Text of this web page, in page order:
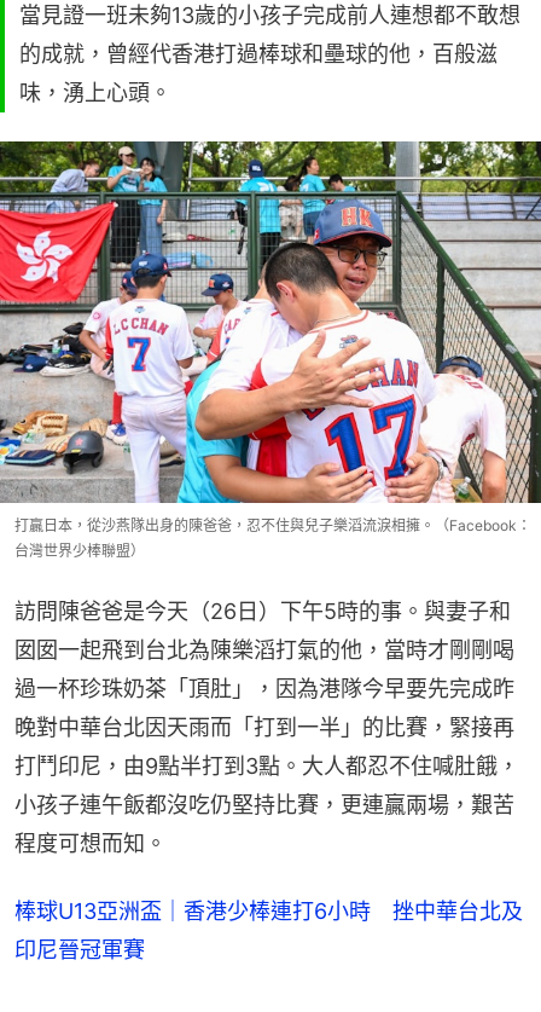
當見證一班未夠13歲的小孩子完成前人連想都不敢想
的成就，曾經代香港打過棒球和壘球的他，百般滋
味，湧上心頭。
打贏日本，從沙燕隊出身的陳爸爸，忍不住與兒子樂滔流淚相擁。（Facebook：
台灣世界少棒聯盟）
訪問陳爸爸是今天（26日）下午5時的事。與妻子和
囡囡一起飛到台北為陳樂滔打氣的他，當時才剛剛喝
過一杯珍珠奶茶「頂肚」，因為港隊今早要先完成昨
晚對中華台北因天雨而「打到一半」的比賽，緊接再
打鬥印尼，由9點半打到3點。大人都忍不住喊肚餓，
小孩子連午飯都沒吃仍堅持比賽，更連贏兩場，艱苦
程度可想而知。
棒球U13亞洲盃｜香港少棒連打6小時 挫中華台北及
印尼晉冠軍賽